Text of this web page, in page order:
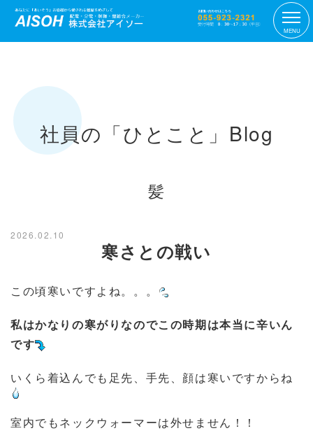
MENU
社員の「ひとこと」Blog
髪
2026.02.10
寒さとの戦い
この頃寒いですよね。。。
私はかなりの寒がりなのでこの時期は本当に辛いん
です
いくら着込んでも足先、手先、顔は寒いですからね
室内でもネックウォーマーは外せません！！